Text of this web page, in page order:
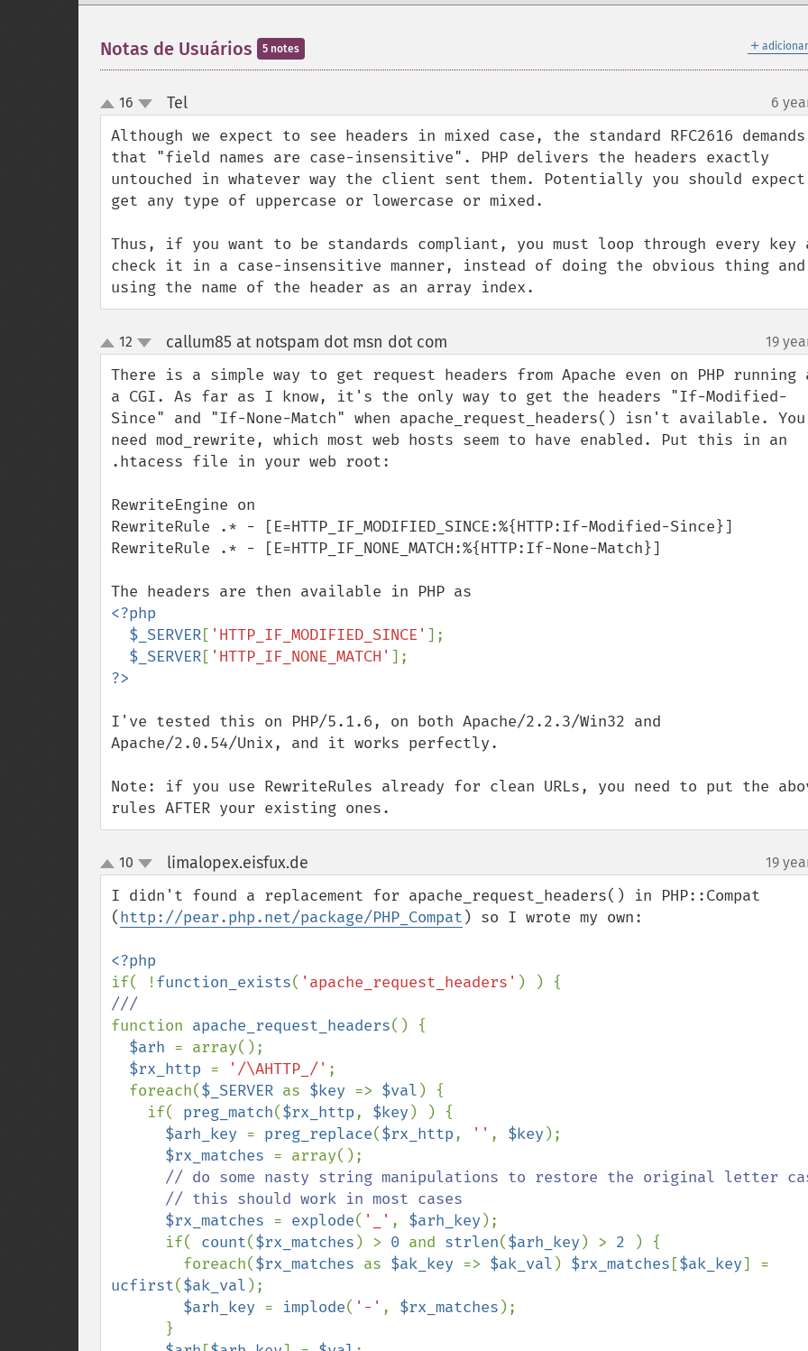
＋
Notas de Usuários 5 notes
up
down
16 Tel¶ 6
Although we expect to see headers in mixed case, the standard RFC2616 demands
that "field names are case-insensitive". PHP delivers the headers exactly
untouched in whatever way the client sent them. Potentially you should
get any type of uppercase or lowercase or mixed.
Thus, if you want to be standards compliant, you must loop through every key
check it in a case-insensitive manner, instead of doing the obvious thing and
using the name of the header as an array index.
up
down
12 callum85 at notspam dot msn dot com 19
There is a simple way to get request headers from Apache even on PHP running
a CGI. As far as I know, it's the only way to get the headers "If-Modified-
Since" and "If-None-Match" when apache_request_headers() isn't available. You
need mod_rewrite, which most web hosts seem to have enabled. Put this in an
.htacess file in your web root:
RewriteEngine on
RewriteRule .* - [E=HTTP_IF_MODIFIED_SINCE:%{HTTP:If-Modified-Since}]
RewriteRule .* - [E=HTTP_IF_NONE_MATCH:%{HTTP:If-None-Match}]
<?php
  $_SERVER
[ 'HTTP_IF_MODIFIED_SINCE' ];
$_SERVER[ 'HTTP_IF_NONE_MATCH'
I've tested this on PHP/5.1.6, on both Apache/2.2.3/Win32 and
Apache/2.0.54/Unix, and it works perfectly.
Note: if you use RewriteRules already for clean URLs, you need to put the
rules AFTER your existing ones.
up
down
10 limalopex.eisfux.de 19
I didn't found a replacement for apache_request_headers() in PHP::Compat
(http://pear.php.net/package/PHP_Compat ) so I wrote my own:
if( !function_exists( 'apache_request_headers'
function apache_request_headers() {
$arh = array();
$rx_http = '/\AHTTP_/' ;
  foreach(
$_SERVER as $key => $val ) {
    if(
preg_match($rx_http, $key ) ) {
$arh_key = preg_replace($rx_http, '' , $key );
$rx_matches = array();
// do some nasty string manipulations to restore the original letter
$rx_matches = explode( '_' , $arh_key );
      if(
count($rx_matches ) > 0 and strlen($arh_key ) > 2
) {
        foreach(
$rx_matches as $ak_key => $ak_val ) $rx_matches [$ak_key
ucfirst($ak_val );
$arh_key = implode( '-' , $rx_matches );